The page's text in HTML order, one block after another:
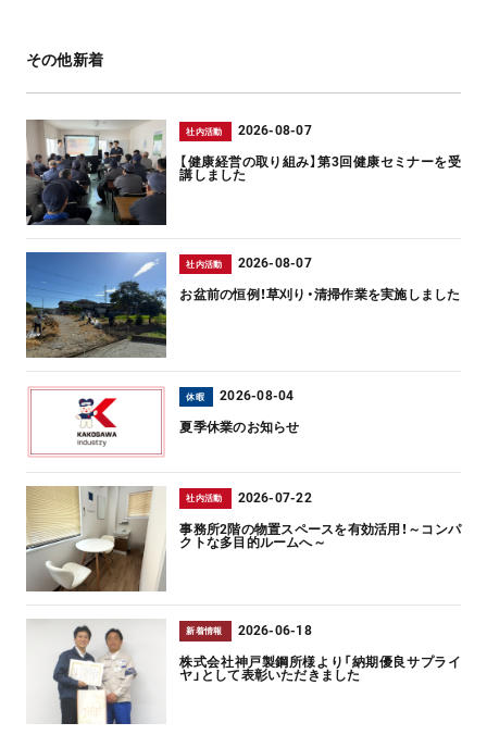
その他新着
社内活動 2026-08-07
【健康経営の取り組み】第3回健康セミナーを受
講しました
社内活動 2026-08-07
お盆前の恒例！草刈り・清掃作業を実施しました
休暇 2026-08-04
夏季休業のお知らせ
社内活動 2026-07-22
事務所2階の物置スペースを有効活用！～コンパ
クトな多目的ルームへ～
新着情報 2026-06-18
株式会社神戸製鋼所様より「納期優良サプライ
ヤ」として表彰いただきました